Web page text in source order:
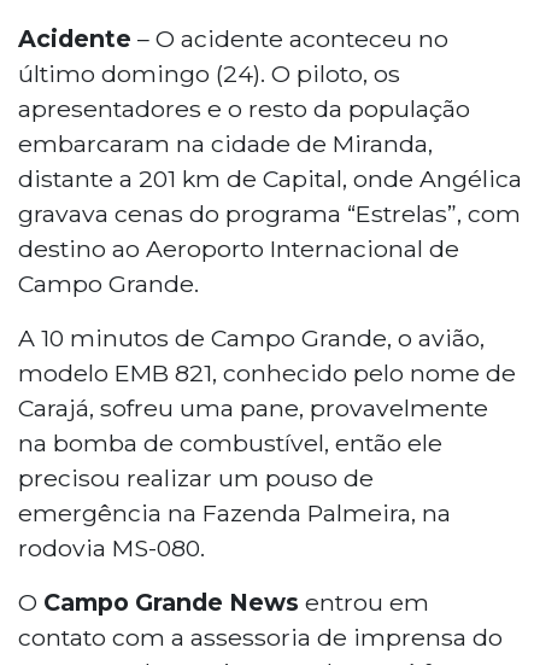
Acidente – O acidente aconteceu no
último domingo (24). O piloto, os
apresentadores e o resto da população
embarcaram na cidade de Miranda,
distante a 201 km de Capital, onde Angélica
gravava cenas do programa “Estrelas”, com
destino ao Aeroporto Internacional de
Campo Grande.
A 10 minutos de Campo Grande, o avião,
modelo EMB 821, conhecido pelo nome de
Carajá, sofreu uma pane, provavelmente
na bomba de combustível, então ele
precisou realizar um pouso de
emergência na Fazenda Palmeira, na
rodovia MS-080.
O Campo Grande News entrou em
contato com a assessoria de imprensa do